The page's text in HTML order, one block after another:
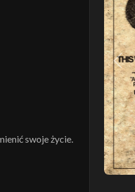
swoje życie.
This
09.08 -